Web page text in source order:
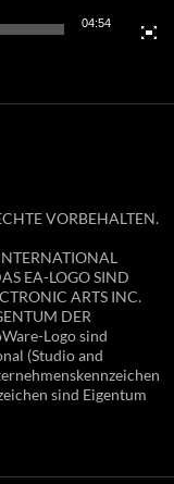
04:54
VORBEHALTEN.
EA-LOGO SIND
ARTS INC.
DER
Logo sind
(Studio and
sind Eigentum